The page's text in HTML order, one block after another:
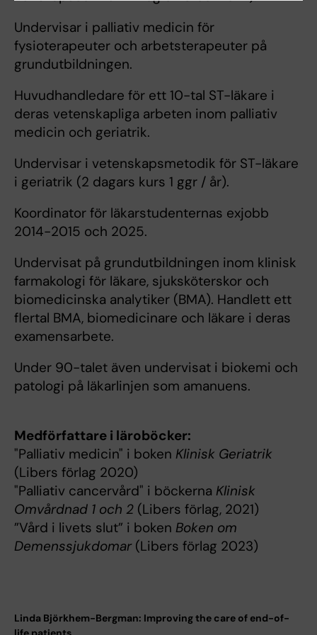
Undervisar i palliativ medicin för
fysioterapeuter och arbetsterapeuter på
grundutbildningen.
Huvudhandledare för ett 10-tal ST-läkare i
deras vetenskapliga arbeten inom palliativ
medicin och geriatrik.
Undervisar i vetenskapsmetodik för ST-läkare
i geriatrik (2 dagars kurs 1 ggr / år).
Koordinator för läkarstudenternas exjobb
2014-2015 och 2025.
Undervisat på grundutbildningen inom klinisk
farmakologi för läkare, sjuksköterskor och
biomedicinska analytiker (BMA). Handlett ett
flertal BMA, biomedicinare och läkare i deras
examensarbete.
Under 90-talet även undervisat i biokemi och
patologi på läkarlinjen som amanuens.
Medförfattare i läroböcker:
"Palliativ medicin" i boken Klinisk Geriatrik
(Libers förlag 2020)
"Palliativ cancervård" i böckerna Klinisk
Omvårdnad 1 och 2 (Libers förlag, 2021)
”Vård i livets slut” i boken Boken om
Demenssjukdomar (Libers förlag 2023)
Linda Björkhem-Bergman: Improving the care of end-of-